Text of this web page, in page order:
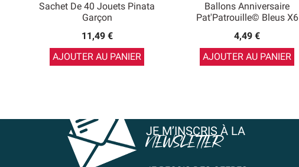
Sachet De 40 Jouets Pinata
Garçon
11,49 €
AJOUTER AU PANIER
Ballons Anniversaire
Pat'Patrouille© Bleus X6
4,49 €
AJOUTER AU PANIER
JE M’INSCRIS À LA
NEWSLETTER